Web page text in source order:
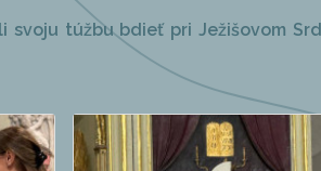
svoju túžbu bdieť pri Ježišovom